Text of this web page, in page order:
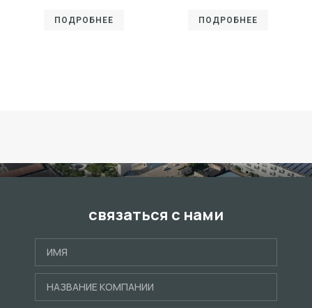
ПОДРОБНЕЕ ПОДРОБНЕЕ
связаться с нами